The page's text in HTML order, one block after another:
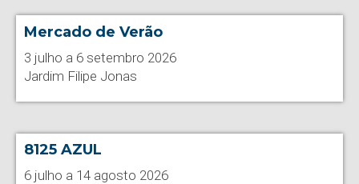
Mercado de Verão
3 julho a 6 setembro 2026
Jardim Filipe Jonas
8125 AZUL
6 julho a 14 agosto 2026